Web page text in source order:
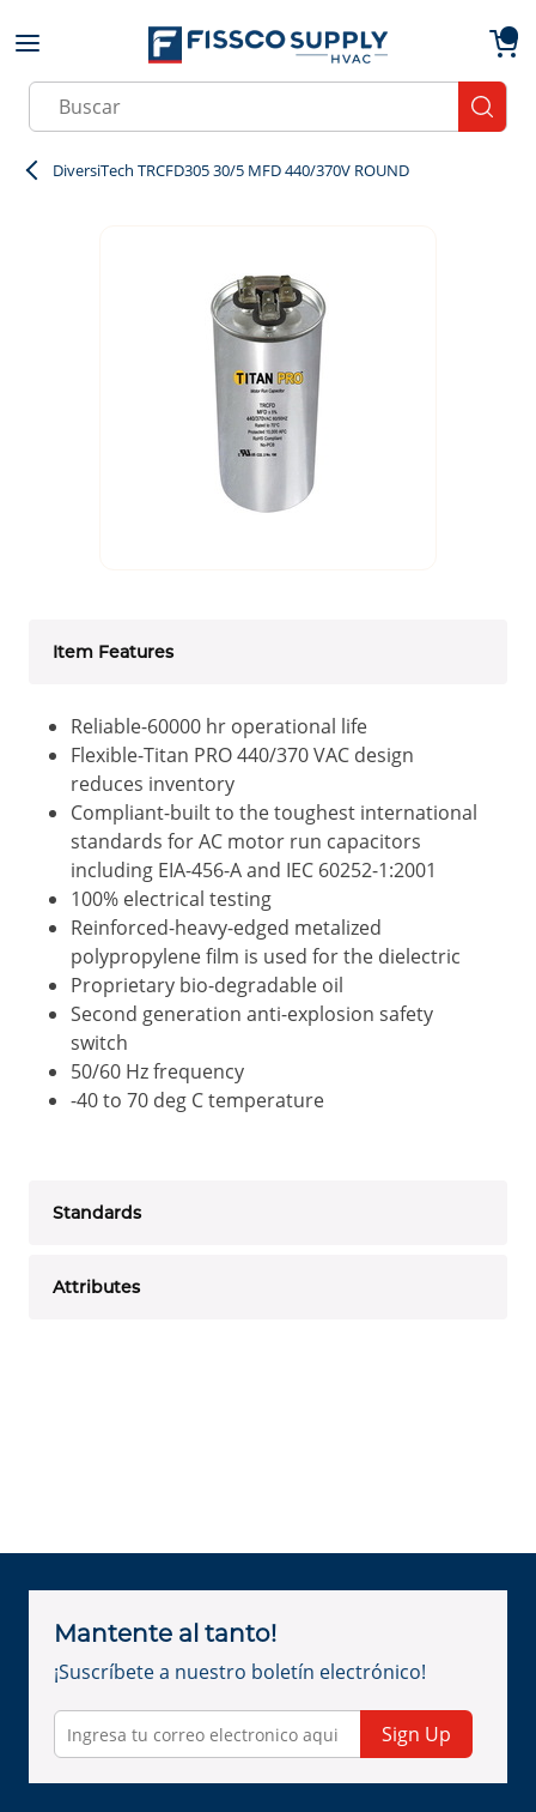
Skip to main content
Site Search
DiversiTech TRCFD305 30/5 MFD 440/370V ROUND
Item Features
Reliable-60000 hr operational life
Flexible-Titan PRO 440/370 VAC design
reduces inventory
Compliant-built to the toughest international
standards for AC motor run capacitors
including EIA-456-A and IEC 60252-1:2001
100% electrical testing
Reinforced-heavy-edged metalized
polypropylene film is used for the dielectric
Proprietary bio-degradable oil
Second generation anti-explosion safety
switch
50/60 Hz frequency
-40 to 70 deg C temperature
Standards
Attributes
Mantente al tanto!
¡Suscríbete a nuestro boletín electrónico!
Sign Up